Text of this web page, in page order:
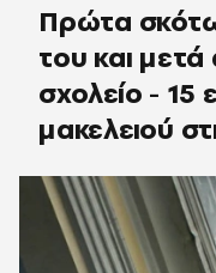
Πρώτα
του και
σχολείο -
μακελειού